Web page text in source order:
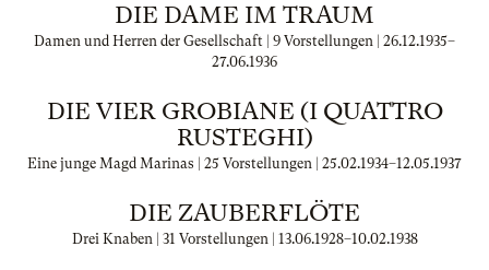
DIE DAME IM TRAUM
Damen und Herren der Gesellschaft | 9 Vorstellungen | 26.12.1935–
27.06.1936
DIE VIER GROBIANE (I QUATTRO
RUSTEGHI)
Eine junge Magd Marinas | 25 Vorstellungen | 25.02.1934–12.05.1937
DIE ZAUBERFLÖTE
Drei Knaben | 31 Vorstellungen | 13.06.1928–10.02.1938